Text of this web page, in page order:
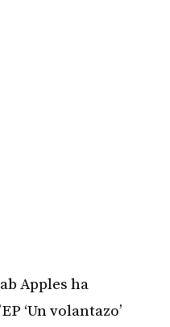
Apples ha
‘Un volantazo’